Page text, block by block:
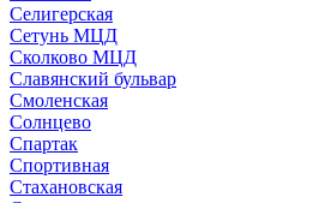
Селигерская
Сетунь МЦД
Сколково МЦД
Славянский бульвар
Смоленская
Солнцево
Спартак
Спортивная
Стахановская